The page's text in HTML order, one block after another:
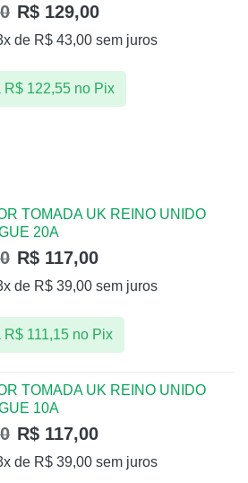
R$ 129,00
de R$ 43,00 sem juros
R$122,55 no Pix
TOMADA UK REINO UNIDO
20A
R$ 117,00
de R$ 39,00 sem juros
R$111,15 no Pix
TOMADA UK REINO UNIDO
10A
R$ 117,00
de R$ 39,00 sem juros